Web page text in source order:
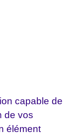
capable de
de vos
élément